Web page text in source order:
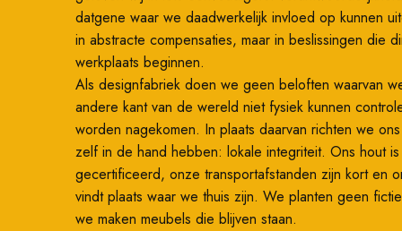
datgene waar we daadwerkelijk invloed op kunnen
in abstracte compensaties, maar in beslissingen die
werkplaats beginnen.
Als designfabriek doen we geen beloften waarvan
andere kant van de wereld niet fysiek kunnen
worden nagekomen. In plaats daarvan richten we
zelf in de hand hebben: lokale integriteit. Ons hout is
gecertificeerd, onze transportafstanden zijn kort en
vindt plaats waar we thuis zijn. We planten geen
we maken meubels die blijven staan.